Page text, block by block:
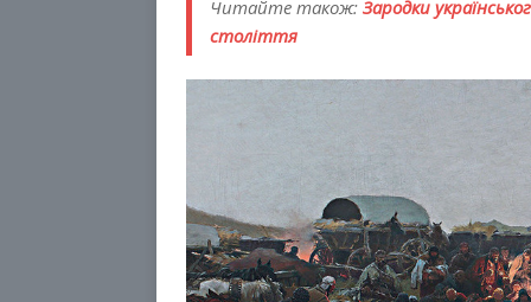
Читайте також: Зародки
століття